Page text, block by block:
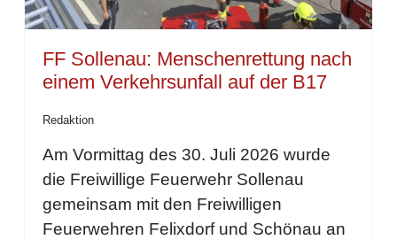
FF Sollenau: Menschenrettung nach
einem Verkehrsunfall auf der B17
Redaktion
Am Vormittag des 30. Juli 2026 wurde
die Freiwillige Feuerwehr Sollenau
gemeinsam mit den Freiwilligen
Feuerwehren Felixdorf und Schönau an